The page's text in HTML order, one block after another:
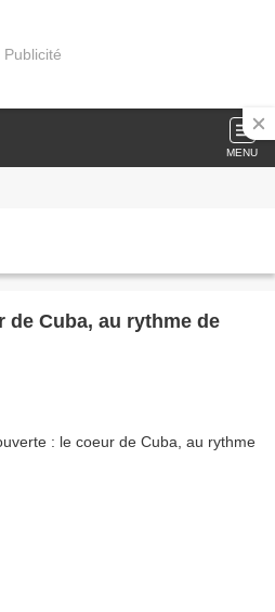
Publicité
MENU
de Cuba, au rythme de